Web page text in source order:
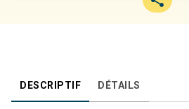
DESCRIPTIF DÉTAILS